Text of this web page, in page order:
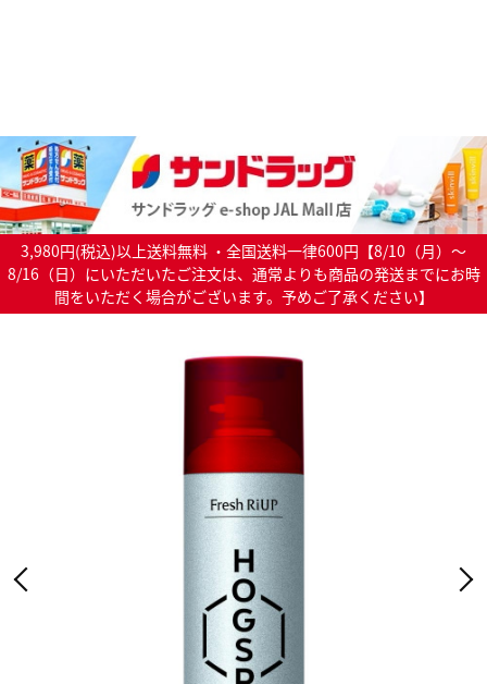
3,980円(税込)以上送料無料 ・全国送料一律600円【8/10（月）～
8/16（日）にいただいたご注文は、通常よりも商品の発送までにお時
間をいただく場合がございます。予めご了承ください】